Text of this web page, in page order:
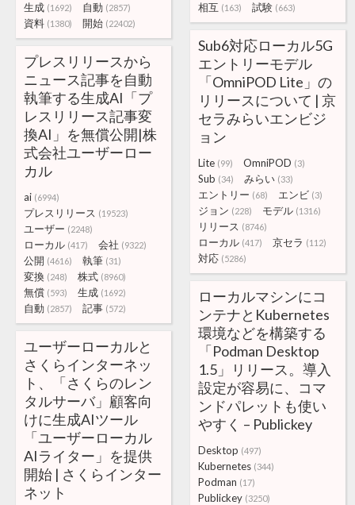
生成 (1692) 自動 (2857)
資料 (1380) 開始 (22402)
相互 (163) 試験 (663)
Sub6対応ローカル5G
エントリーモデル
「OmniPOD Lite」の
リリースについて | 京
セラみらいエンビジ
ョン
Lite (99) OmniPOD (3)
Sub (34) みらい (33)
エントリー (68) エンビ (3)
ジョン (228) モデル (1316)
リリース (8746)
ローカル (417) 京セラ (112)
対応 (5286)
プレスリリースから
ニュース記事を自動
執筆する生成AI「プ
レスリリース記事変
換AI」を無償公開|株
式会社ユーザーロー
カル
ai (6994)
プレスリリース (19523)
ユーザー (2248)
ローカル (417) 会社 (9322)
公開 (4616) 執筆 (31)
変換 (248) 株式 (8960)
無償 (593) 生成 (1692)
自動 (2857) 記事 (572)
ローカルマシンにコ
ンテナとKubernetes
環境などを構築する
「Podman Desktop
1.5」リリース。導入
設定が容易に、コマ
ンドパレットも使い
やすく – Publickey
Desktop (497)
Kubernetes (344)
Podman (17)
Publickey (3250)
ユーザーローカルと
さくらインターネッ
ト、「さくらのレン
タルサーバ」顧客向
けに生成AIツール
「ユーザーローカル
AIライター」を提供
開始 | さくらインター
ネット